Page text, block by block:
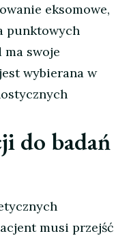
eksomowe,
punktowych
swoje
wybierana w
do badań
musi przejść